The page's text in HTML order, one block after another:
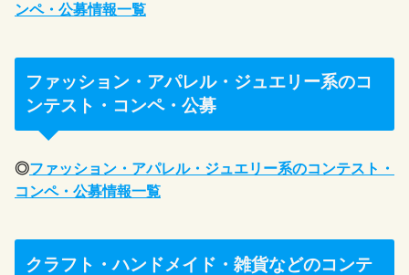
ンペ・公募情報一覧
ファッション・アパレル・ジュエリー系のコ
ンテスト・コンペ・公募
◎ファッション・アパレル・ジュエリー系のコンテスト・
コンペ・公募情報一覧
クラフト・ハンドメイド・雑貨などのコンテ